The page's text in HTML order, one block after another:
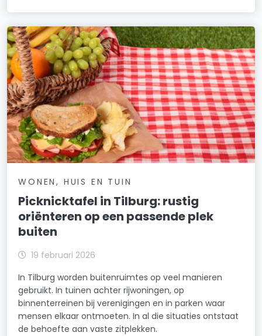
WONEN, HUIS EN TUIN
Picknicktafel in Tilburg: rustig
oriënteren op een passende plek
buiten
19 februari 2026
In Tilburg worden buitenruimtes op veel manieren
gebruikt. In tuinen achter rijwoningen, op
binnenterreinen bij verenigingen en in parken waar
mensen elkaar ontmoeten. In al die situaties ontstaat
de behoefte aan vaste zitplekken.